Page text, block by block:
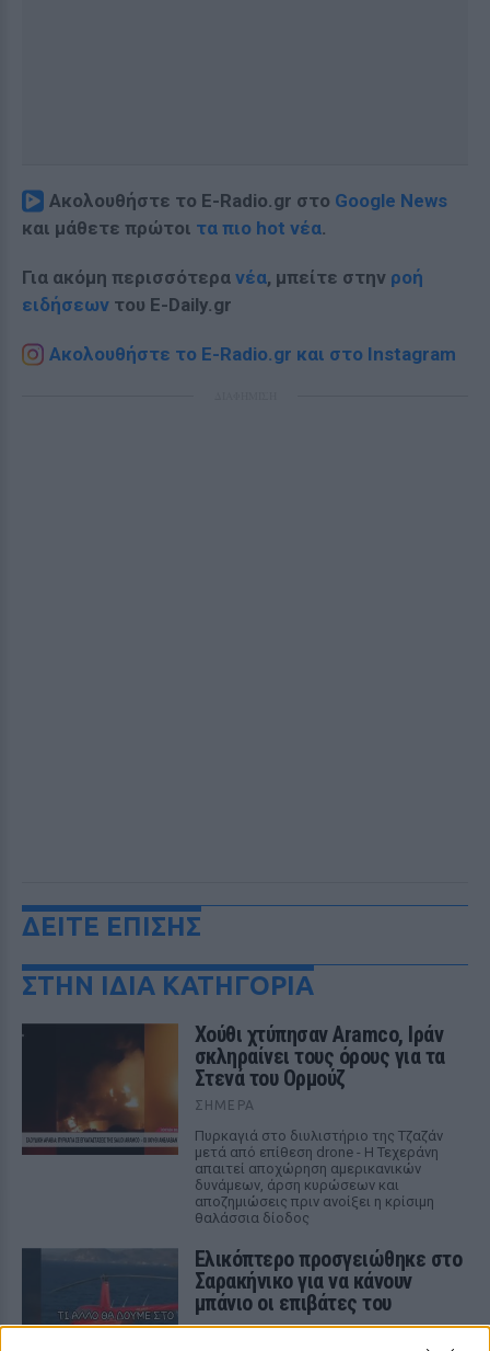
Ακολουθήστε το E-Radio.gr στο Google News
και μάθετε πρώτοι τα πιο hot νέα.
Για ακόμη περισσότερα νέα, μπείτε στην ροή
ειδήσεων του E-Daily.gr
Ακολουθήστε το E-Radio.gr και στο Instagram
ΔΕΙΤΕ ΕΠΙΣΗΣ
ΣΤΗΝ ΙΔΙΑ ΚΑΤΗΓΟΡΙΑ
Χούθι χτύπησαν Aramco, Ιράν
σκληραίνει τους όρους για τα
Στενά του Ορμούζ
ΣΉΜΕΡΑ
Πυρκαγιά στο διυλιστήριο της Τζαζάν
μετά από επίθεση drone - Η Τεχεράνη
απαιτεί αποχώρηση αμερικανικών
δυνάμεων, άρση κυρώσεων και
αποζημιώσεις πριν ανοίξει η κρίσιμη
θαλάσσια δίοδος
Ελικόπτερο προσγειώθηκε στο
Σαρακήνικο για να κάνουν
μπάνιο οι επιβάτες του
ΣΉΜΕΡΑ